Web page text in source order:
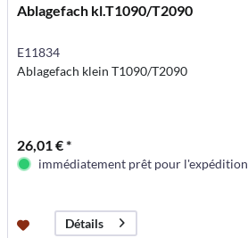
Ablagefach kl.T1090/T2090
E11834
Ablagefach klein T1090/T2090
26,01 € *
immédiatement prêt pour l'expédition
Détails